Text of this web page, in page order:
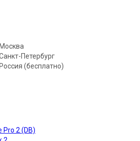
Москва
Петербург
Россия (бесплатно)
Pro 2 (DB)